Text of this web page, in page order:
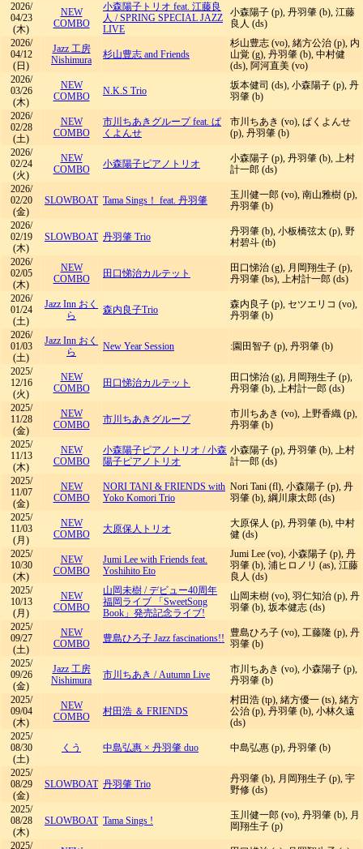
2026/
04/23
(木)
NEW
COMBO
小森陽子トリオ feat. 江藤良
人 /SPRING SPECIAL JAZZ
LIVE
小森陽子 (p), 丹羽肇 (b), 江藤
良人 (ds)
2026/
04/12
(日)
Jazz 工房
Nishimura
杉山豊志 and Friends
杉山豊志 (vo), 緒方公治 (p), 内
山覚 (g), 丹羽肇 (b), 中村健
(ds), 阿河直美 (vo)
2026/
03/26
(木)
NEW
COMBO
N.K.S Trio
坂本健司 (ds), 小森陽子 (p), 丹
羽肇 (b)
2026/
02/28
(土)
NEW
COMBO
市川ちあきグループ feat. ぱ
くよんせ
市川ちあき (vo), ぱくよんせ
(p), 丹羽肇 (b)
2026/
02/24
(火)
NEW
COMBO
小森陽子ピアノトリオ
小森陽子 (p), 丹羽肇 (b), 上村
計一郎 (ds)
2026/
02/20
(金)
SLOWBOAT Tama Sings！ feat. 丹羽肇
玉川健一郎 (vo), 南山雅樹 (p),
丹羽肇 (b)
2026/
02/19
(木)
SLOWBOAT 丹羽肇 Trio
丹羽肇 (b), 小板橋弦太 (p), 野
村碧斗 (tb)
2026/
02/05
(木)
NEW
COMBO
田口悌治カルテット
田口悌治 (g), 月岡翔生子 (p),
丹羽肇 (bs), 上村計一郎 (ds)
2026/
01/24
(土)
Jazz Inn おく
ら
森内良子Trio
森内良子 (p), セツエリコ (vo),
丹羽肇 (b)
2026/
01/03
(土)
Jazz Inn おく
ら
New Year Session :園田智子 (p), 丹羽肇 (b)
2025/
12/16
(火)
NEW
COMBO
田口悌治カルテット
田口悌治 (g), 月岡翔生子 (p),
丹羽肇 (b), 上村計一郎 (ds)
2025/
11/28
(金)
NEW
COMBO
市川ちあきグループ
市川ちあき (vo), 上野香織 (p),
丹羽肇 (b)
2025/
11/13
(木)
NEW
COMBO
小森陽子ピアノトリオ /小森
陽子ピアノトリオ
小森陽子 (p), 丹羽肇 (b), 上村
計一郎 (ds)
2025/
11/07
(金)
NEW
COMBO
NORI TANI & FRIENDS with
Yoko Komori Trio
Nori Tani (fl), 小森陽子 (p), 丹
羽肇 (b), 綱川康太郎 (ds)
2025/
11/03
(月)
NEW
COMBO
大原保人トリオ
大原保人 (p), 丹羽肇 (b), 中村
健 (ds)
2025/
10/30
(木)
NEW
COMBO
Jumi Lee with Friends feat.
Yoshihito Eto
Jumi Lee (vo), 小森陽子 (p), 丹
羽肇 (b), 浦ヒロノリ (as), 江藤
良人 (ds)
2025/
10/13
(月)
NEW
COMBO
山岡未樹 /デビュー40周年
福岡ライブ 「SweetSong
Book」発売記念ライブ!
山岡未樹 (vo), 羽仁知治 (p), 丹
羽肇 (b), 坂本健志 (ds)
2025/
09/27
(土)
NEW
COMBO
豊島ひろ子 Jazz fascinations!!
豊島ひろ子 (vo), 工藤隆 (p), 丹
羽肇 (b)
2025/
09/26
(金)
Jazz 工房
Nishimura
市川ちあき /Autumn Live
市川ちあき (vo), 小森陽子 (p),
丹羽肇 (b)
2025/
09/04
(木)
NEW
COMBO
村田浩 ＆ FRIENDS
村田浩 (tp), 緒方優一 (ts), 緒方
公治 (p), 丹羽肇 (b), 小林久遠
(ds)
2025/
08/30
(土)
くう 中島弘惠 × 丹羽肇 duo 中島弘惠 (p), 丹羽肇 (b)
2025/
08/29
(金)
SLOWBOAT 丹羽肇 Trio
丹羽肇 (b), 月岡翔生子 (p), 宇
野修 (ds)
2025/
08/28
(木)
SLOWBOAT Tama Sings !
玉川健一郎 (vo), 丹羽肇 (b), 月
岡翔生子 (p)
2025/